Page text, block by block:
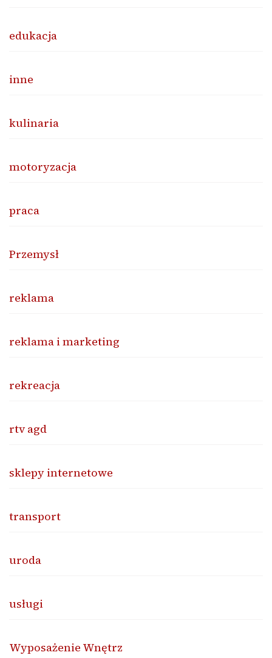
edukacja
inne
kulinaria
motoryzacja
praca
Przemysł
reklama
reklama i marketing
rekreacja
rtv agd
sklepy internetowe
transport
uroda
usługi
Wyposażenie Wnętrz